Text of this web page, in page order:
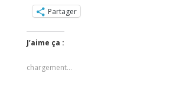
Partager
J’aime ça :
chargement…